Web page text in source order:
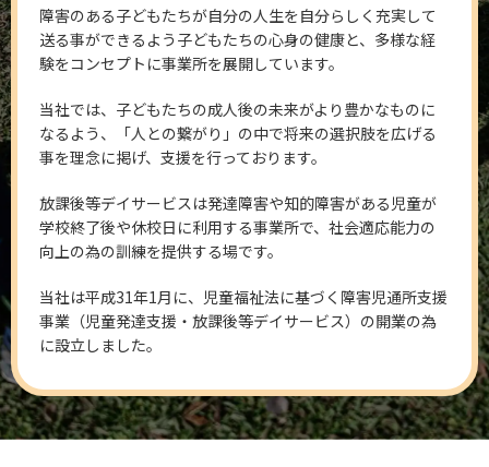
障害のある子どもたちが自分の人生を自分らしく充実して
送る事ができるよう子どもたちの心身の健康と、多様な経
験をコンセプトに事業所を展開しています。
当社では、子どもたちの成人後の未来がより豊かなものに
なるよう、「人との繋がり」の中で将来の選択肢を広げる
事を理念に掲げ、支援を行っております。
放課後等デイサービスは発達障害や知的障害がある児童が
学校終了後や休校日に利用する事業所で、社会適応能力の
向上の為の訓練を提供する場です。
当社は平成31年1月に、児童福祉法に基づく障害児通所支援
事業（児童発達支援・放課後等デイサービス）の開業の為
に設立しました。